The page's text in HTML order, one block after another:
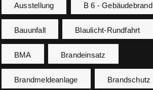
Ausstellung B 6 - Gebäudebrand
Bauunfall Blaulicht-Rundfahrt
BMA Brandeinsatz
Brandmeldeanlage Brandschutz